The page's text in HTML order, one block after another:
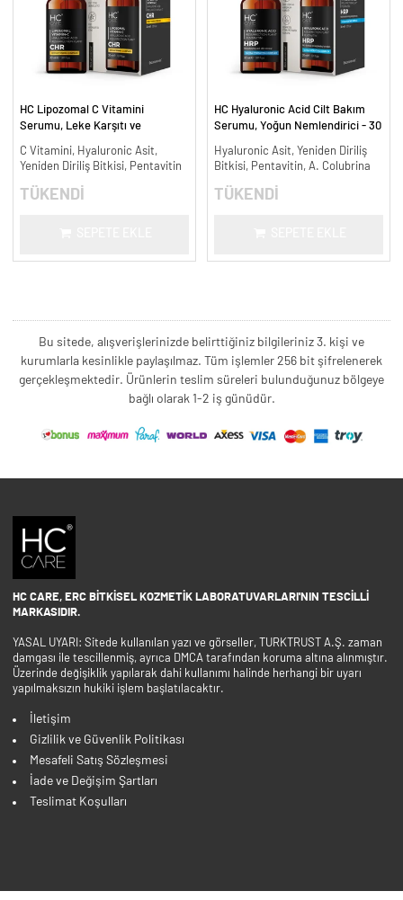
HC Lipozomal C Vitamini
Serumu, Leke Karşıtı ve
C Vitamini, Hyaluronic Asit,
Yeniden Diriliş Bitkisi, Pentavitin
TÜKENDİ
HC Hyaluronic Acid Cilt Bakım
Serumu, Yoğun Nemlendirici - 30
Hyaluronic Asit, Yeniden Diriliş
Bitkisi, Pentavitin, A. Colubrina
TÜKENDİ
Bu sitede, alışverişlerinizde belirttiğiniz bilgileriniz 3. kişi ve
kurumlarla kesinlikle paylaşılmaz. Tüm işlemler 256 bit şifrelenerek
gerçekleşmektedir. Ürünlerin teslim süreleri bulunduğunuz bölgeye
bağlı olarak 1-2 iş günüdür.
HC CARE, ERC BITKISEL KOZMETIK LABORATUVARLARI'NIN TESCILLI
MARKASIDIR.
YASAL UYARI: Sitede kullanılan yazı ve görseller, TURKTRUST A.Ş. zaman
damgası ile tescillenmiş, ayrıca DMCA tarafından koruma altına alınmıştır.
Üzerinde değişiklik yapılarak dahi kullanımı halinde herhangi bir uyarı
yapılmaksızın hukiki işlem başlatılacaktır.
İletişim
Gizlilik ve Güvenlik Politikası
Mesafeli Satış Sözleşmesi
İade ve Değişim Şartları
Teslimat Koşulları